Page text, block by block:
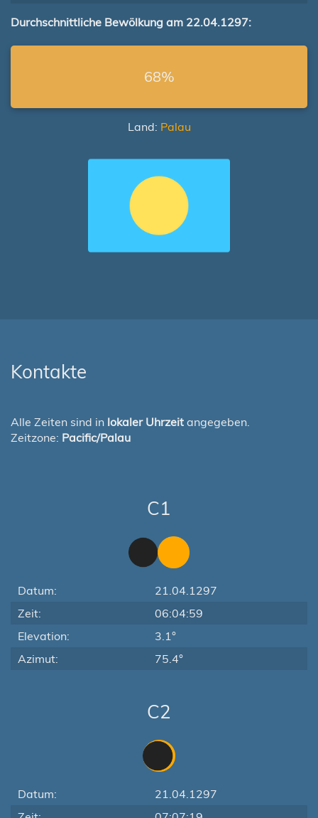
Durchschnittliche Bewölkung am 22.04.1297:
68%
Land: Palau
Kontakte
Alle Zeiten sind in lokaler Uhrzeit angegeben.
Zeitzone: Pacific/Palau
C1
Datum:
21.04.1297
Zeit:
06:04:59
Elevation:
3.1°
Azimut:
75.4°
C2
Datum:
21.04.1297